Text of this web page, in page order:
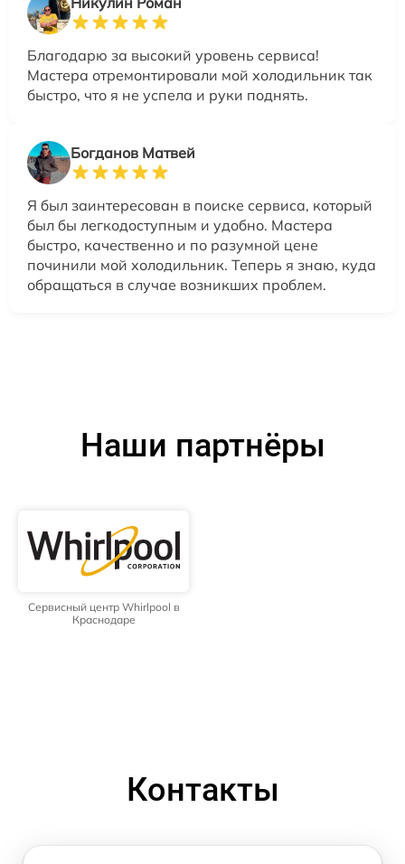
Благодарю за высокий уровень сервиса!
Мастера отремонтировали мой холодильник так
быстро, что я не успела и руки поднять.
Богданов Матвей
Я был заинтересован в поиске сервиса, который
был бы легкодоступным и удобно. Мастера
быстро, качественно и по разумной цене
починили мой холодильник. Теперь я знаю, куда
обращаться в случае возникших проблем.
Наши партнёры
Сервисный центр Whirlpool в
Краснодаре
Контакты